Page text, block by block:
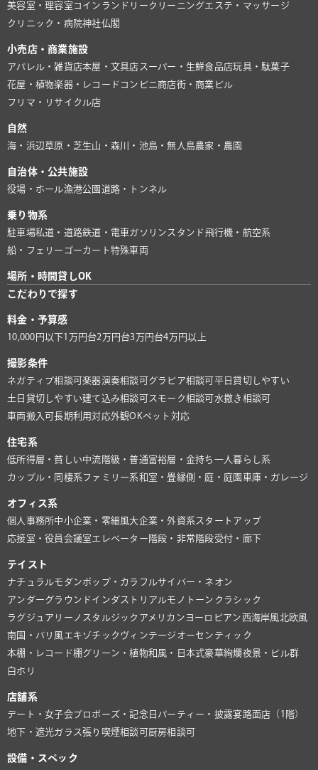
美容室・理容室 コインランドリー クリーニングエステ・マッサージ
クリニック・病院神社仏閣
小売店・商業施設
アパレル・雑貨店本屋・文具店 スーパー・生鮮食品店玩具・駄菓子
花屋・植物楽器・レコード コンビニ商店街・商業ビル
フリマ・リサイクル店
自然
海・浜辺 草原・芝生山・森川・池島・無人島農家・農園
自治体・公共施設
役場・ホール漁港公園 道路・トンネル
乗り物系
駐車場私道・道路鉄道・電車 ガソリンスタンド 飛行機・航空系
船・フェリー ゴーカート特殊車両
場所・時間貸しOK
こだわりで探す
料金・予算感
10,000円以下1万円台2万円台3万円台4万円以上
撮影条件
ネガティブ相談可楽器演奏相談可 グラビア相談可 平日貸切しやすい
土日貸切しやすい建て込み相談可 スモーク相談可 水撒き相談可
車両搬入可長期利用対応外観OKペット対応
住宅系
低所得層・貧しい中流階級・普通富裕層・金持ち 一人暮らし系
カップル・同棲系ファミリー系和室・畳縁側・庭・庭園 車庫・ガレージ
オフィス系
個人事務所中小企業・零細風大企業・外資系スタートアップ
応接室・役員会議室 エレベーター 階段・非常階段受付・廊下
テイスト
ナチュラルモダンポップ・カラフルサイバー・ネオン
アンダーグラウンド インダストリアルモノトーン クラシック
ラグジュアリー ノスタルジック アメリカン ヨーロピアン 西海岸風北欧風
南国・バリ風 エキゾチック ヴィンテージ オーセンティック
本棚・レコード棚グリーン・植物和風・日本式豪華絢爛夜景・ビル群
白ホリ
店舗系
デート・女子会プロポーズ・記念日 パーティー・披露宴路面店（1階）
地下・遮光ガラス張り 喫煙相談可 厨房相談可
設備・スペック